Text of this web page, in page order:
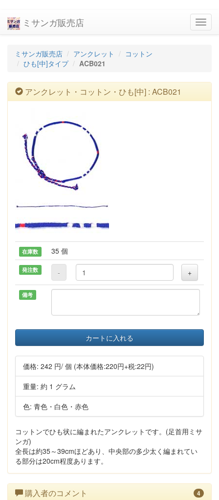
ミサンガ販売店
ミサンガ販売店 アンクレット
コットン
ひも[中]タイプ
ACB021
アンクレット・コットン・ひも[中] : ACB021
在庫数 35 個
発注数 - +
備考
カートに入れる
価格: 242 円/ 個 (本体価格:220円+税:22円)
重量: 約 1 グラム
色: 青色・白色・赤色
コットンでひも状に編まれたアンクレットです。(足首用ミサ
ンガ)
全長は約35～39cmほどあり、中央部の多少太く編まれてい
る部分は20cm程度あります。
購入者のコメント 4